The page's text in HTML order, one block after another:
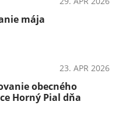
mája
23. APR 2026
obecného
Horný Pial dňa